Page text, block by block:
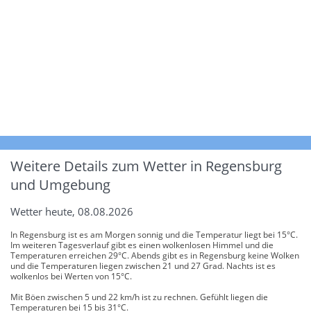
Weitere Details zum Wetter in Regensburg
und Umgebung
Wetter heute, 08.08.2026
In Regensburg ist es am Morgen sonnig und die Temperatur liegt bei 15°C.
Im weiteren Tagesverlauf gibt es einen wolkenlosen Himmel und die
Temperaturen erreichen 29°C. Abends gibt es in Regensburg keine Wolken
und die Temperaturen liegen zwischen 21 und 27 Grad. Nachts ist es
wolkenlos bei Werten von 15°C.
Mit Böen zwischen 5 und 22 km/h ist zu rechnen. Gefühlt liegen die
Temperaturen bei 15 bis 31°C.